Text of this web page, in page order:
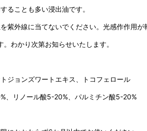
ることも多い浸出油です。
紫外線に当てないでください。光感作作用が
わかり次第お知らせいたします。
ジョンズワートエキス、トコフェロール
、リノール酸5-20%、パルミチン酸5-20%